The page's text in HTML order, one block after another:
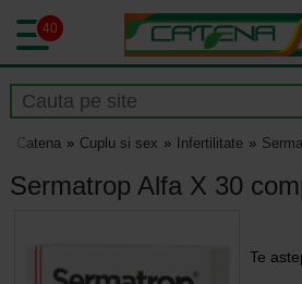
40
Catena Cuplu si sex Infertilitate
Sermatrop Alfa X 30
Te